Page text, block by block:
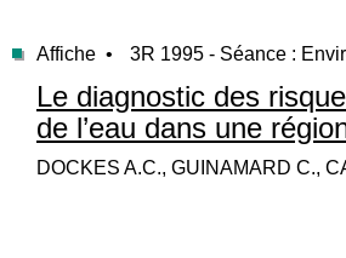
Affiche • 3R 1995 - Séance :
Le diagnostic des
de l’eau dans une
DOCKES A.C., GUINAMARD C.,